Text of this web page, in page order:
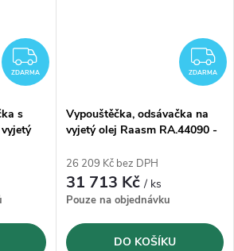
ZDARMA
ZDARMA
s
ZDARMA
Vypouštěčka, odsávačka na
vyjetý olej Raasm RA.44090 -
26 209 Kč bez DPH
31 713 Kč/ ks
Pouze na objednávku
DO KOŠÍKU